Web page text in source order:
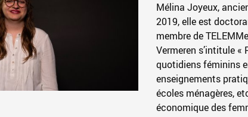
Mélina Joyeux,
2019, elle est
membre de
Vermeren s’intitule «
quotidiens féminins
enseignements
écoles ménagères,
économique des